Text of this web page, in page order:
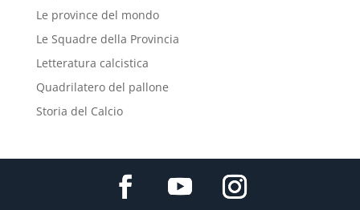
Le province del mondo
Le Squadre della Provincia
Letteratura calcistica
Quadrilatero del pallone
Storia del Calcio